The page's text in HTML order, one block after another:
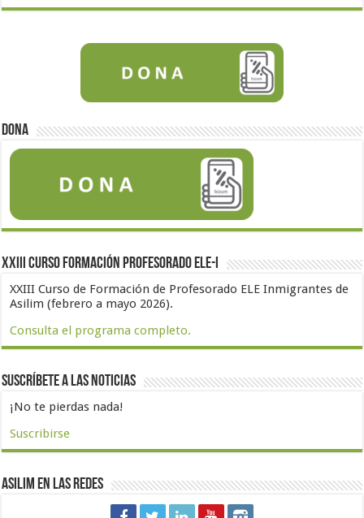
Dona
XXIII Curso formación profesorado ELE-I
XXIII Curso de Formación de Profesorado ELE Inmigrantes de
Asilim (febrero a mayo 2026).
Consulta el programa completo.
Suscríbete a las noticias
¡No te pierdas nada!
Suscribirse
Asilim en las redes